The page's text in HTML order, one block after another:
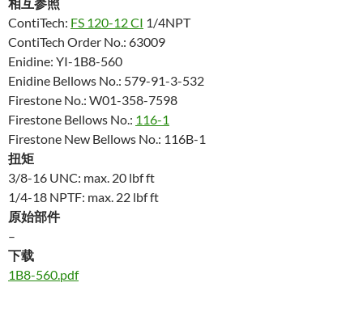
ContiTech: FS 120-12 CI 1/4NPT
ContiTech Order No.: 63009
Enidine: YI-1B8-560
Enidine Bellows No.: 579-91-3-532
Firestone No.: W01-358-7598
Firestone Bellows No.: 116-1
Firestone New Bellows No.: 116B-1
扭矩
3/8-16 UNC: max. 20 lbf ft
1/4-18 NPTF: max. 22 lbf ft
原始部件
–
下载
1B8-560.pdf